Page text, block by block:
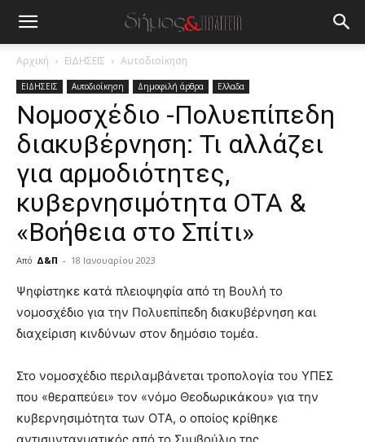
Αρχική ΕΙΔΗΣΕΙΣ Αυτοδιοίκηση
ΕΙΔΗΣΕΙΣ Αυτοδιοίκηση Δημοφιλή άρθρα Ελλαδα
Νομοσχέδιο -Πολυεπίπεδη
διακυβέρνηση: Τι αλλάζει
για αρμοδιότητες,
κυβερνησιμότητα ΟΤΑ &
«Βοήθεια στο Σπίτι»
Από Δ&Π - 18 Ιανουαρίου 2023
blonde
lesbians
very
hot
show.desi
xxx
lyons
Ψηφίστηκε κατά πλειοψηφία από τη Βουλή το
νομοσχέδιο για την Πολυεπίπεδη διακυβέρνηση και
διαχείριση κινδύνων στον δημόσιο τομέα.
Στο νομοσχέδιο περιλαμβάνεται τροπολογία του ΥΠΕΣ
που «θεραπεύει» τον «νόμο Θεοδωρικάκου» για την
κυβερνησιμότητα των ΟΤΑ, ο οποίος κρίθηκε